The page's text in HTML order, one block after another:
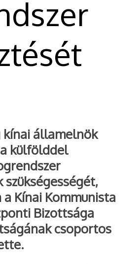
kínai államelnök
külfölddel
Kínai Kommunista
Bizottsága
csoportos